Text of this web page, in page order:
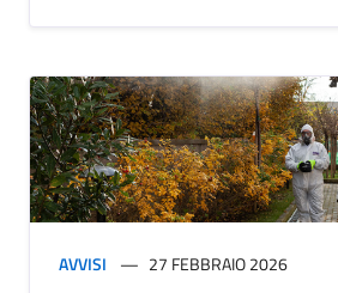
AVVISI 27 FEBBRAIO 2026